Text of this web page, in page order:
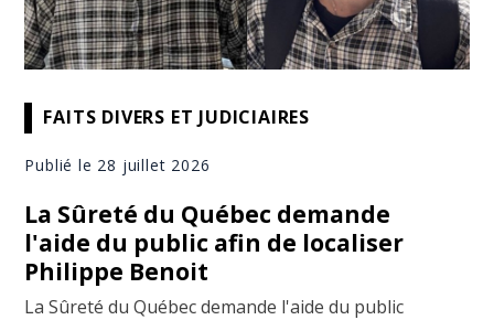
FAITS DIVERS ET JUDICIAIRES
Publié le 28 juillet 2026
La Sûreté du Québec demande
l'aide du public afin de localiser
Philippe Benoit
La Sûreté du Québec demande l'aide du public